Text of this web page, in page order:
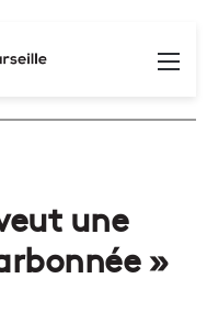
une
»